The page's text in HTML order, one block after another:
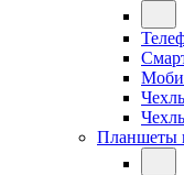
Планшеты